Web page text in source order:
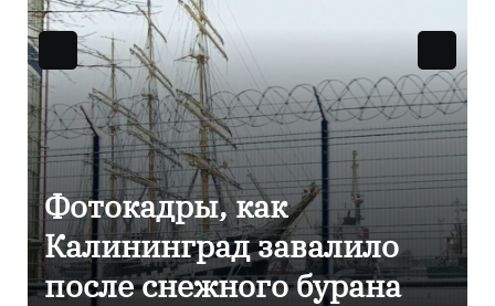
Фоторепортаж как в
Калининграде
эвакуировали ТЦ из-за